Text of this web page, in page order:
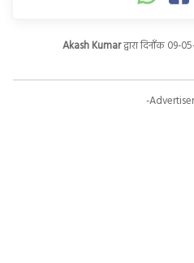
Akash Kumarद्वारा दिनाँक 09-
-